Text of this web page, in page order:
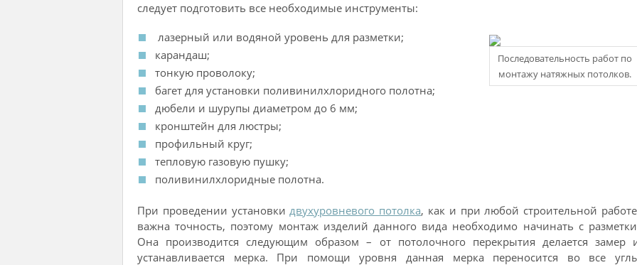
следует подготовить все необходимые инструменты:
Последовательность работ по
монтажу натяжных потолков.
лазерный или водяной уровень для разметки;
карандаш;
тонкую проволоку;
багет для установки поливинилхлоридного полотна;
дюбели и шурупы диаметром до 6 мм;
кронштейн для люстры;
профильный круг;
тепловую газовую пушку;
поливинилхлоридные полотна.
При проведении установкидвухуровневого потолка, как и при любой строительной
важна точность, поэтому монтаж изделий данного вида необходимо начинать с
Она производится следующим образом – от потолочного перекрытия делается замер
устанавливается мерка. При помощи уровня данная мерка переносится во все